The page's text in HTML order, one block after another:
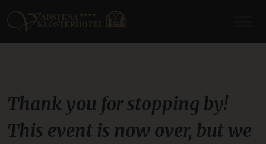
Thank you for stopping by!
This event is now over, but we